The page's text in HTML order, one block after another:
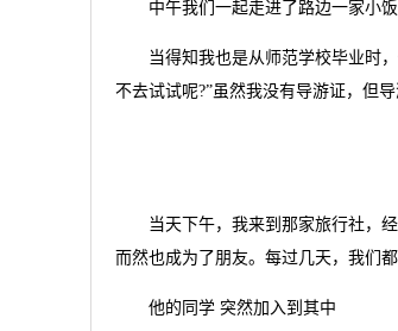
中午我们一起走进了路边一家小饭
当得知我也是从师范学校毕业时，
不去试试呢?”虽然我没有导游证，但
当天下午，我来到那家旅行社，经
而然也成为了朋友。每过几天，我们
他的同学 突然加入到其中